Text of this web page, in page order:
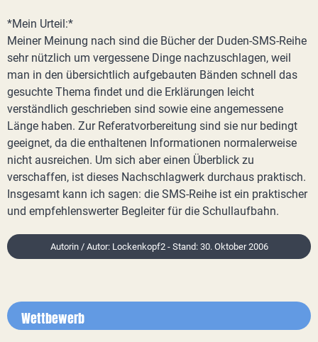
*Mein Urteil:*
Meiner Meinung nach sind die Bücher der Duden-SMS-Reihe
sehr nützlich um vergessene Dinge nachzuschlagen, weil
man in den übersichtlich aufgebauten Bänden schnell das
gesuchte Thema findet und die Erklärungen leicht
verständlich geschrieben sind sowie eine angemessene
Länge haben. Zur Referatvorbereitung sind sie nur bedingt
geeignet, da die enthaltenen Informationen normalerweise
nicht ausreichen. Um sich aber einen Überblick zu
verschaffen, ist dieses Nachschlagwerk durchaus praktisch.
Insgesamt kann ich sagen: die SMS-Reihe ist ein praktischer
und empfehlenswerter Begleiter für die Schullaufbahn.
Autorin / Autor: Lockenkopf2 - Stand: 30. Oktober 2006
Wettbewerb